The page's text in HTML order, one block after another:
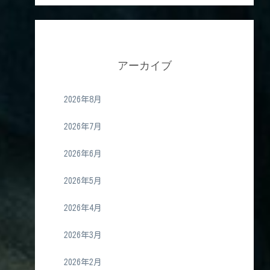
アーカイブ
2026年8月
2026年7月
2026年6月
2026年5月
2026年4月
2026年3月
2026年2月